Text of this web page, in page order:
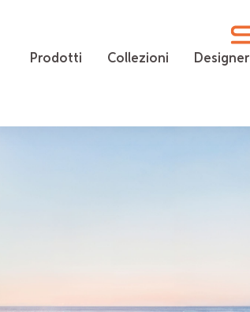
Prodotti Collezioni Designer